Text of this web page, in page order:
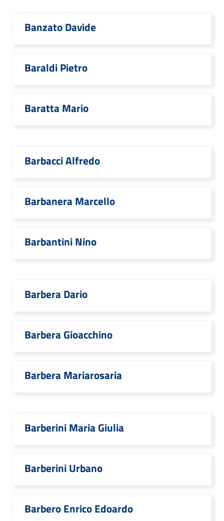
Banzato Davide
Baraldi Pietro
Baratta Mario
Barbacci Alfredo
Barbanera Marcello
Barbantini Nino
Barbera Dario
Barbera Gioacchino
Barbera Mariarosaria
Barberini Maria Giulia
Barberini Urbano
Barbero Enrico Edoardo